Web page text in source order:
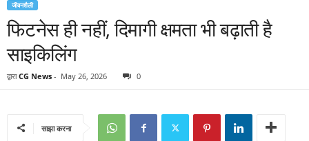
जीवनशैली
फिटनेस ही नहीं, दिमागी क्षमता भी बढ़ाती है
साइकिलिंग
द्वारा CG News - May 26, 2026 0
साझा करना